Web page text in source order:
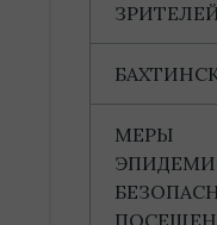
МЕРЫ